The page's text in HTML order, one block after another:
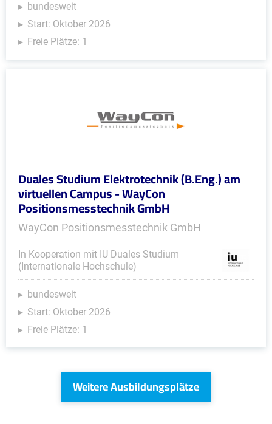
bundesweit
Start: Oktober 2026
Freie Plätze: 1
Duales Studium Elektrotechnik (B.Eng.) am
virtuellen Campus - WayCon
Positionsmesstechnik GmbH
WayCon Positionsmesstechnik GmbH
In Kooperation mit IU Duales Studium
(Internationale Hochschule)
bundesweit
Start: Oktober 2026
Freie Plätze: 1
Weitere Ausbildungsplätze